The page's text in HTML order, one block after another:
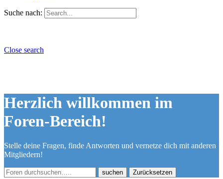
Suche nach:
Close search
Herzlich willkommen im
Foren-Bereich!
Stelle deine Fragen, finde Antworten und vernetze dich mit anderen
Mitgliedern!
Zurücksetzen